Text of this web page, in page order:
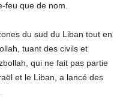
feu que de nom.
du sud du Liban tout en
tuant des civils et
qui ne fait pas partie
et le Liban, a lancé des